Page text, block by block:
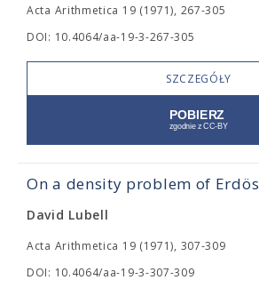
Acta Arithmetica 19 (1971), 267-305
DOI: 10.4064/aa-19-3-267-305
SZCZEGÓŁY
On a density problem of Erdös
David Lubell
Acta Arithmetica 19 (1971), 307-309
DOI: 10.4064/aa-19-3-307-309